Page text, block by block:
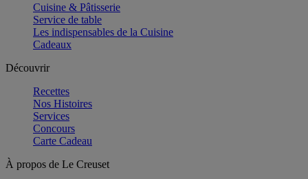
Cuisine & Pâtisserie
Service de table
Les indispensables de la Cuisine
Cadeaux
Découvrir
Recettes
Nos Histoires
Services
Concours
Carte Cadeau
À propos de Le Creuset